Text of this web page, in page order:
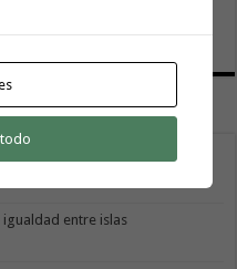
igualdad entre islas